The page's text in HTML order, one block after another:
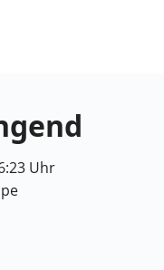
Uhr